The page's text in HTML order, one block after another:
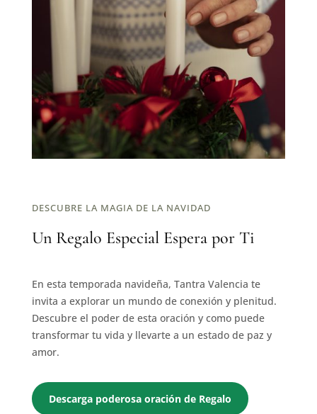
DESCUBRE LA MAGIA DE LA NAVIDAD
Un Regalo Especial Espera por Ti
En esta temporada navideña, Tantra Valencia te
invita a explorar un mundo de conexión y plenitud.
Descubre el poder de esta oración y como puede
transformar tu vida y llevarte a un estado de paz y
amor.
Descarga poderosa oración de Regalo